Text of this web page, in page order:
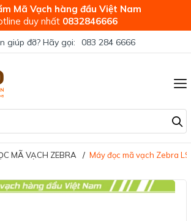
Mã Vạch hàng đầu Việt Nam
duy nhất 0832846666
giúp đỡ? Hãy gọi: 083 284 6666
MÃ VẠCH ZEBRA Máy đọc mã vạch Zebra